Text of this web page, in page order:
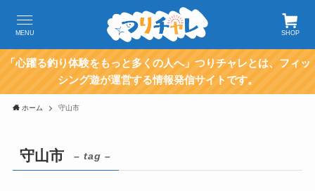
SHOP
MENU
「心躍る釣り体験をもっと多くの人へ」つりチャレとは、フィッ
シング遊が運営する情報発信サイトです。
ホーム 守山市
守山市 – tag –